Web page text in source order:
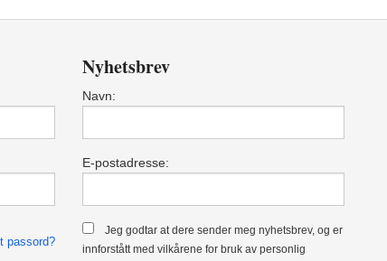
passord?
Nyhetsbrev
Navn:
E-postadresse:
Jeg godtar at dere sender meg nyhetsbrev, og er
innforstått med vilkårene for bruk av personlig